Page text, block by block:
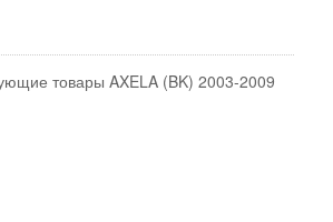
товары AXELA (BK) 2003-2009